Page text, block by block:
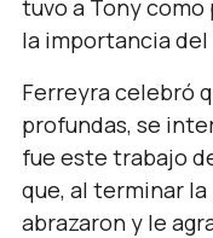
tuvo a Tony
la importancia
Ferreyra celebró
profundas, se
fue este trabajo
que, al terminar
abrazaron y le